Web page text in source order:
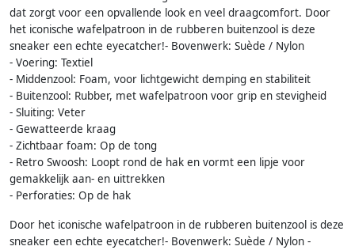
dat zorgt voor een opvallende look en veel draagcomfort. Door
het iconische wafelpatroon in de rubberen buitenzool is deze
sneaker een echte eyecatcher!- Bovenwerk: Suède / Nylon
- Voering: Textiel
- Middenzool: Foam, voor lichtgewicht demping en stabiliteit
- Buitenzool: Rubber, met wafelpatroon voor grip en stevigheid
- Sluiting: Veter
- Gewatteerde kraag
- Zichtbaar foam: Op de tong
- Retro Swoosh: Loopt rond de hak en vormt een lipje voor
gemakkelijk aan- en uittrekken
- Perforaties: Op de hak
Door het iconische wafelpatroon in de rubberen buitenzool is deze
sneaker een echte eyecatcher!- Bovenwerk: Suède / Nylon -